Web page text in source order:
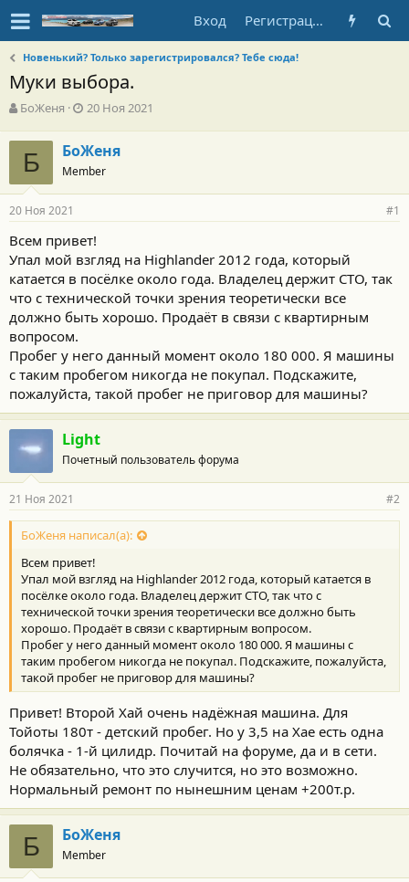
Вход Регистрация
Новенький? Только зарегистрировался? Тебе сюда!
Муки выбора.
А
т
о
р
т
е
м
ы
БоЖеня
Д
а
н
а
л
а
20 Ноя 2021
Б БоЖеня
Member
20 Ноя 2021 #1
Всем привет!
Упал мой взгляд на Highlander 2012 года, который
катается в посёлке около года. Владелец держит СТО, так
что с технической точки зрения теоретически все
должно быть хорошо. Продаёт в связи с квартирным
вопросом.
Пробег у него данный момент около 180 000. Я машины
с таким пробегом никогда не покупал. Подскажите,
пожалуйста, такой пробег не приговор для машины?
Light
Почетный пользователь форума
21 Ноя 2021 #2
БоЖеня написал(а):
Всем привет!
Упал мой взгляд на Highlander 2012 года, который катается в
посёлке около года. Владелец держит СТО, так что с
технической точки зрения теоретически все должно быть
хорошо. Продаёт в связи с квартирным вопросом.
Пробег у него данный момент около 180 000. Я машины с
таким пробегом никогда не покупал. Подскажите, пожалуйста,
такой пробег не приговор для машины?
Привет! Второй Хай очень надёжная машина. Для
Тойоты 180т - детский пробег. Но у 3,5 на Хае есть одна
болячка - 1-й цилидр. Почитай на форуме, да и в сети.
Не обязательно, что это случится, но это возможно.
Нормальный ремонт по нынешним ценам +200т.р.
Б БоЖеня
Member